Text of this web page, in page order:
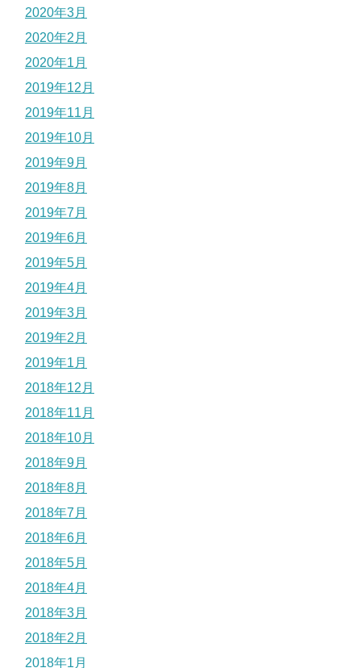
2020年3月
2020年2月
2020年1月
2019年12月
2019年11月
2019年10月
2019年9月
2019年8月
2019年7月
2019年6月
2019年5月
2019年4月
2019年3月
2019年2月
2019年1月
2018年12月
2018年11月
2018年10月
2018年9月
2018年8月
2018年7月
2018年6月
2018年5月
2018年4月
2018年3月
2018年2月
2018年1月